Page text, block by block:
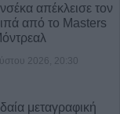
απέκλεισε τον
από το Masters
2026, 20:30
μεταγραφική